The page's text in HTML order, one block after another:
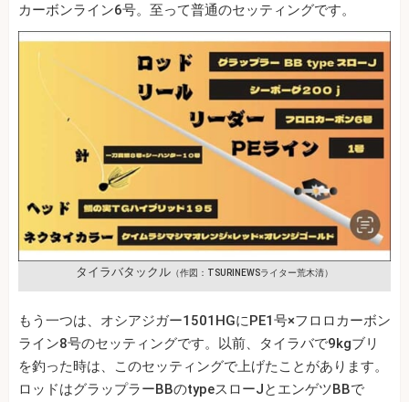
カーボンライン6号。至って普通のセッティングです。
タイラバタックル （作図：TSURINEWSライター荒木清）
もう一つは、オシアジガー1501HGにPE1号×フロロカーボン
ライン8号のセッティングです。以前、タイラバで9kgブリ
を釣った時は、このセッティングで上げたことがあります。
ロッドはグラップラーBBのtypeスローJとエンゲツBBで